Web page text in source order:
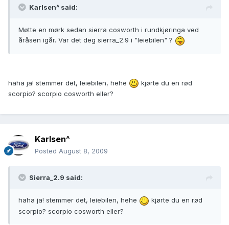
Karlsen^ said:
Møtte en mørk sedan sierra cosworth i rundkjøringa ved
åråsen igår. Var det deg sierra_2.9 i "leiebilen" ?
haha ja! stemmer det, leiebilen, hehe
kjørte du en rød
scorpio? scorpio cosworth eller?
Karlsen^
Posted August 8, 2009
Sierra_2.9 said:
haha ja! stemmer det, leiebilen, hehe
kjørte du en rød
scorpio? scorpio cosworth eller?